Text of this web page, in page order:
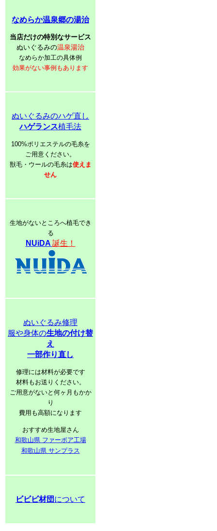
なめらか温泉郷の湯治
当店だけの特別なサービス
ぬいぐるみの温泉湯治
なめらか加工の具体例
効果がない事例もあります
ぬいぐるみのハゲ直し
ハゲランス植毛法
100%ポリエステルの毛糸を
ご用意ください。
獣毛・ウールの毛糸は使えま
せん
生地がないところへ植毛でき
る
NUiDA 誕生！
ぬいぐるみ修理
服や身体の生地の付け替
え
一部作り直し
修理には材料が必要です
材料もお送りください。
ご用意がないと何ヶ月もかか
り
費用も高額になります
おすすめ生地屋さん
和歌山県 ファーボア工場
和歌山県 サンプラス
ビビビ材団 について